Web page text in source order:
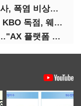
작업자·통신망 이중 관리…통신3사, 폭염 비상대응 돌입
티빙 첫 분기 흑자…"2031년까지 KBO 독점, 웨이브 합병도 속도"
박윤영 KT 대표, AIDC 현장경영…"AX 플랫폼 핵심 인프라로 키운다"